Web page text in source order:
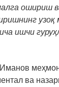
ошириш
узоқ
ишчи
ва